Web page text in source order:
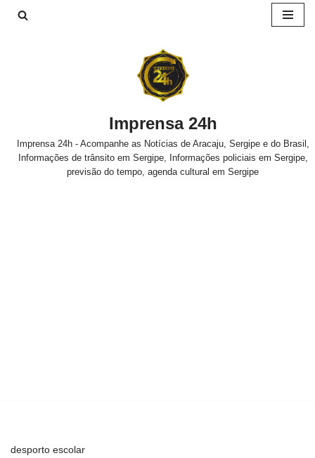
Imprensa 24h
Imprensa 24h - Acompanhe as Notícias de Aracaju, Sergipe e do Brasil,
Informações de trânsito em Sergipe, Informações policiais em Sergipe,
previsão do tempo, agenda cultural em Sergipe
desporto escolar